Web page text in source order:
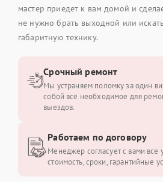
мастер приедет к вам домой и
не нужно брать выходной или
габаритную технику.
Срочный ремонт
Мы устраняем поломку за один
собой всё необходимое для
выездов.
Работаем по договору
Менеджер согласует с вами все
стоимость, сроки, гарантийные